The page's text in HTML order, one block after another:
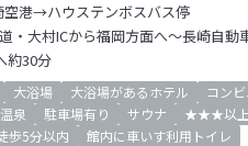
港→ハウステンボスバス停
・大村ICから福岡方面へ～長崎自
約30分
大浴場 大浴場があるホテル コン
泉 駐車場有り サウナ ★★★以上
歩5分以内
館内に車いす利用トイレ